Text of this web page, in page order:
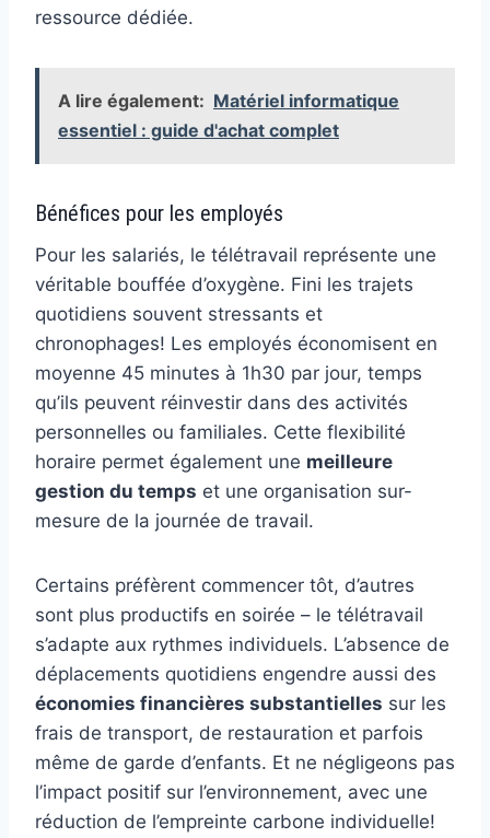
ressource dédiée.
A lire également: Matériel informatique
essentiel : guide d'achat complet
Bénéfices pour les employés
Pour les salariés, le télétravail représente une
véritable bouffée d’oxygène. Fini les trajets
quotidiens souvent stressants et
chronophages! Les employés économisent en
moyenne 45 minutes à 1h30 par jour, temps
qu’ils peuvent réinvestir dans des activités
personnelles ou familiales. Cette flexibilité
horaire permet également une meilleure
gestion du temps et une organisation sur-
mesure de la journée de travail.
Certains préfèrent commencer tôt, d’autres
sont plus productifs en soirée – le télétravail
s’adapte aux rythmes individuels. L’absence de
déplacements quotidiens engendre aussi des
économies financières substantielles sur les
frais de transport, de restauration et parfois
même de garde d’enfants. Et ne négligeons pas
l’impact positif sur l’environnement, avec une
réduction de l’empreinte carbone individuelle!